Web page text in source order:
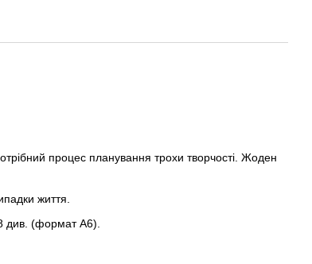
процес планування трохи творчості. Жоден
життя.
див. (формат А6).